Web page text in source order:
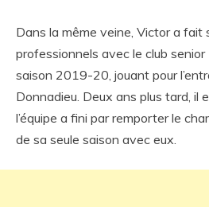
Dans la même veine, Victor a fait
professionnels avec le club
saison 2019-20, jouant pour
Donnadieu. Deux ans plus tard, il
l’équipe a fini par remporter le
de sa seule saison avec eux.